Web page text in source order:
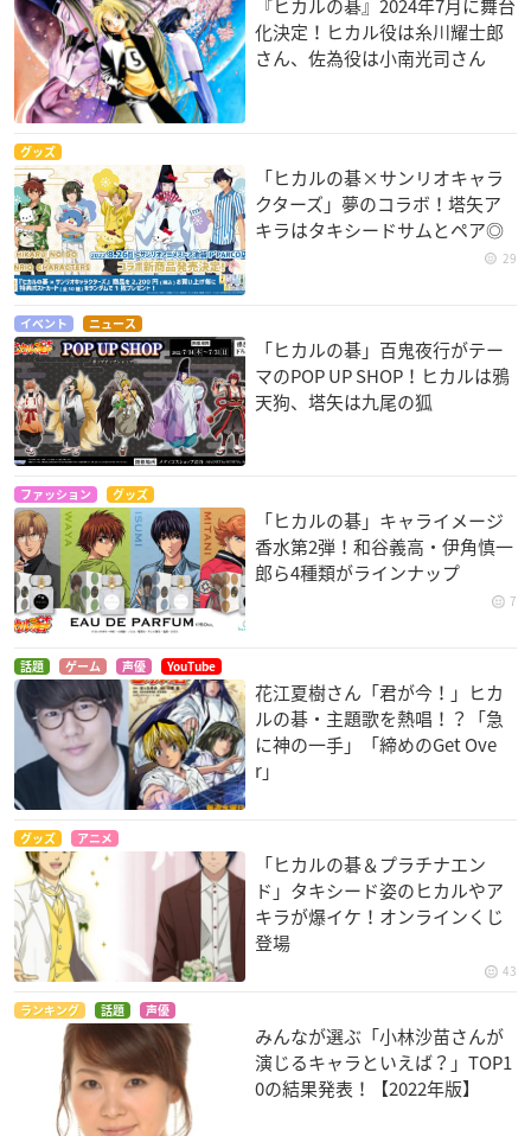
『ヒカルの碁』2024年7月に舞台
化決定！ヒカル役は糸川耀士郎
さん、佐為役は小南光司さん
グッズ
「ヒカルの碁×サンリオキャラ
クターズ」夢のコラボ！塔矢ア
キラはタキシードサムとペア◎
29
イベント ニュース
「ヒカルの碁」百鬼夜行がテー
マのPOP UP SHOP！ヒカルは鴉
天狗、塔矢は九尾の狐
ファッション グッズ
「ヒカルの碁」キャライメージ
香水第2弾！和谷義高・伊角慎一
郎ら4種類がラインナップ
7
話題 ゲーム 声優 YouTube
花江夏樹さん「君が今！」ヒカ
ルの碁・主題歌を熱唱！？「急
に神の一手」「締めのGet Ove
r」
グッズ アニメ
「ヒカルの碁＆プラチナエン
ド」タキシード姿のヒカルやア
キラが爆イケ！オンラインくじ
登場
43
ランキング 話題 声優
みんなが選ぶ「小林沙苗さんが
演じるキャラといえば？」TOP1
0の結果発表！【2022年版】